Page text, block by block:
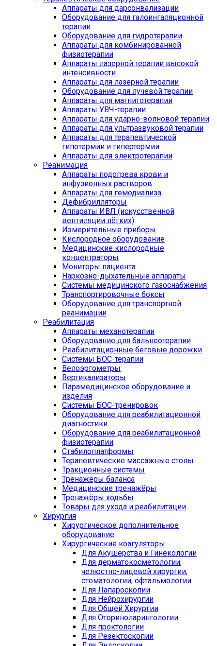
Аппараты для дарсонвализации
Оборудование для галоингаляционной
терапии
Оборудование для гидротерапии
Аппараты для комбинированной
физиотерапии
Аппараты лазерной терапии высокой
интенсивности
Аппараты для лазерной терапии
Оборудование для лучевой терапии
Аппараты для магнитотерапии
Аппараты УВЧ-терапии
Аппараты для ударно-волновой терапии
Аппараты для ультразвуковой терапии
Аппараты для терапевтической
гипотермии и гипертермии
Аппараты для электротерапии
Реанимация
Аппараты подогрева крови и
инфузионных растворов
Аппараты для гемодиализа
Дефибрилляторы
Аппараты ИВЛ (искусственной
вентиляции лёгких)
Измерительные приборы
Кислородное оборудование
Медицинские кислородные
концентраторы
Мониторы пациента
Наркозно-дыхательные аппараты
Системы медицинского газоснабжения
Транспортировочные боксы
Оборудование для транспортной
реанимации
Реабилитация
Аппараты механотерапии
Оборудование для бальнеотерапии
Реабилитационные беговые дорожки
Системы БОС-терапии
Велоэргометры
Вертикализаторы
Парамедицинское оборудование и
изделия
Системы БОС-тренировок
Оборудование для реабилитационной
диагностики
Оборудование для реабилитационной
физиотерапии
Стабилоплатформы
Терапевтические массажные столы
Тракционные системы
Тренажёры баланса
Медицинские тренажёры
Тренажёры ходьбы
Товары для ухода и реабилитации
Хирургия
Хирургическое дополнительное
оборудование
Хирургические коагуляторы
Для Акушерства и Гинекологии
Для дерматокосметологии,
челюстно-лицевой хирургии,
стоматологии, офтальмологии
Для Лапароскопии
Для Нейрохирургии
Для Общей Хирургии
Для Оториноларингологии
Для проктологии
Для Резектоскопии